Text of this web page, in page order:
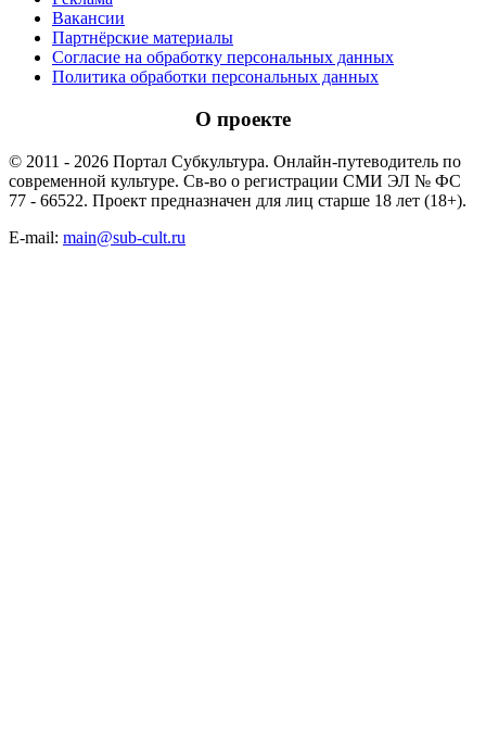
Вакансии
Партнёрские материалы
Согласие на обработку персональных данных
Политика обработки персональных данных
О проекте
© 2011 - 2026 Портал Субкультура. Онлайн-путеводитель по
современной культуре. Св-во о регистрации СМИ ЭЛ № ФС
77 - 66522. Проект предназначен для лиц старше 18 лет (18+).
E-mail: main@sub-cult.ru